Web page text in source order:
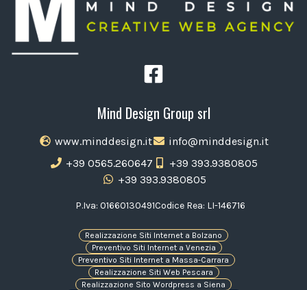
Mind Design Group srl
www.minddesign.it
info@minddesign.it
+39 0565.260647
+39 393.9380805
+39 393.9380805
P.Iva: 01660130491Codice Rea: LI-146716
Realizzazione Siti Internet a Bolzano
Preventivo Siti Internet a Venezia
Preventivo Siti Internet a Massa-Carrara
Realizzazione Siti Web Pescara
Realizzazione Sito Wordpress a Siena